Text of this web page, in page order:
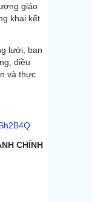
giáo
khai kết
lưới, ban
điều
và thực
CHÍNH